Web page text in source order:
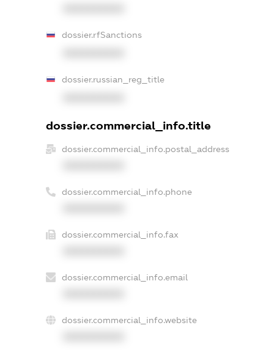
dossier.rfSanctions
dossier.russian_reg_title
dossier.commercial_info.title
dossier.commercial_info.postal_address
dossier.commercial_info.phone
dossier.commercial_info.fax
dossier.commercial_info.email
dossier.commercial_info.website